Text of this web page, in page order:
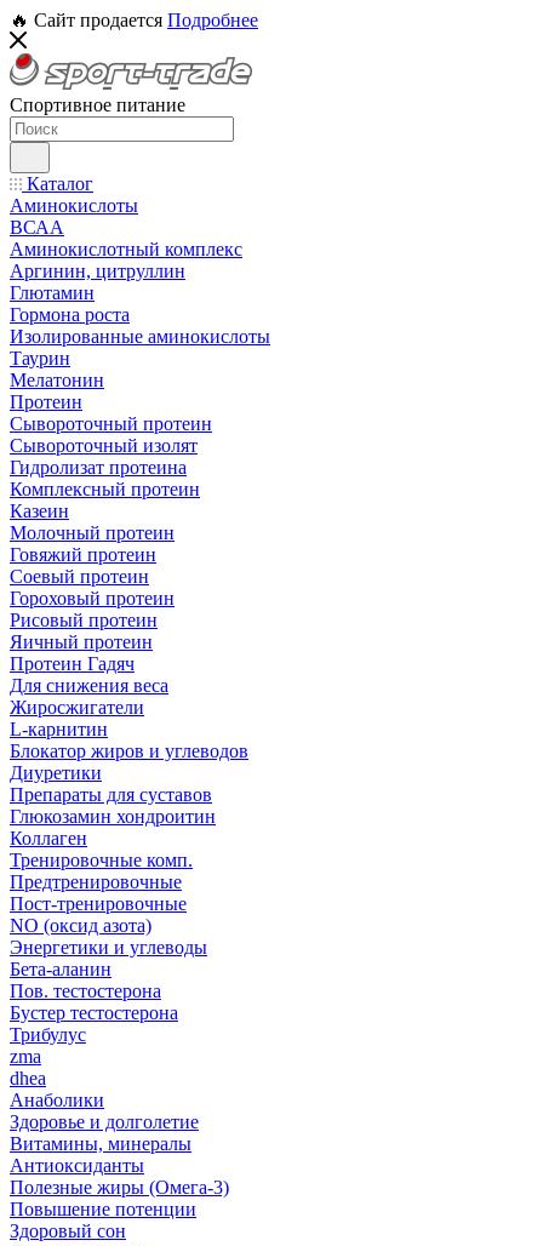
🔥 Сайт продается Подробнее
Спортивное питание
Каталог
Аминокислоты
ВСАА
Аминокислотный комплекс
Аргинин, цитруллин
Глютамин
Гормона роста
Изолированные аминокислоты
Таурин
Мелатонин
Протеин
Сывороточный протеин
Сывороточный изолят
Гидролизат протеина
Комплексный протеин
Казеин
Молочный протеин
Говяжий протеин
Соевый протеин
Гороховый протеин
Рисовый протеин
Яичный протеин
Протеин Гадяч
Для снижения веса
Жиросжигатели
L-карнитин
Блокатор жиров и углеводов
Диуретики
Препараты для суставов
Глюкозамин хондроитин
Коллаген
Тренировочные комп.
Предтренировочные
Пост-тренировочные
NO (оксид азота)
Энергетики и углеводы
Бета-аланин
Пов. тестостерона
Бустер тестостерона
Трибулус
zma
dhea
Анаболики
Здоровье и долголетие
Витамины, минералы
Антиоксиданты
Полезные жиры (Омега-3)
Повышение потенции
Здоровый сон